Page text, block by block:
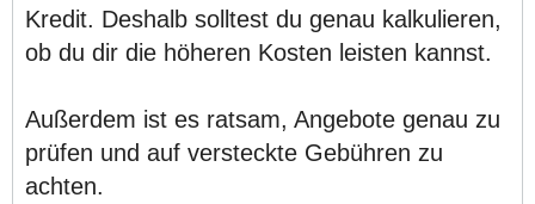
Kredit. Deshalb solltest du genau kalkulieren,
ob du dir die höheren Kosten leisten kannst.
Außerdem ist es ratsam, Angebote genau zu
prüfen und auf versteckte Gebühren zu
achten.